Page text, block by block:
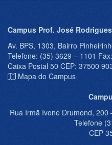
Campus Prof. José
Av. BPS, 1303, Bairro
Telefone: (35) 3629 – 1101
Caixa Postal 50 CEP: 37500
Mapa do Campus
Rua Irmã Ivone Drumond,
Telefone
CEP